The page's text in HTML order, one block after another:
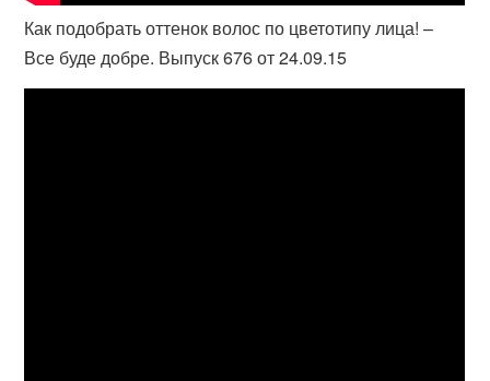
Как подобрать оттенок волос по цветотипу лица! –
Все буде добре. Выпуск 676 от 24.09.15